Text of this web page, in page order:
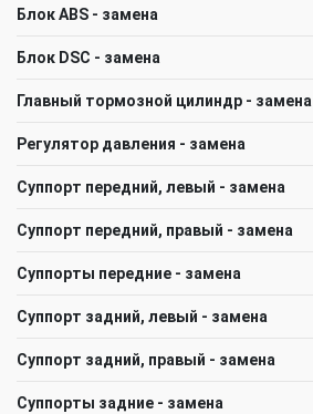
Блок ABS - замена
Блок DSC - замена
Главный тормозной цилиндр - замена
Регулятор давления - замена
Суппорт передний, левый - замена
Суппорт передний, правый - замена
Суппорты передние - замена
Суппорт задний, левый - замена
Суппорт задний, правый - замена
Суппорты задние - замена